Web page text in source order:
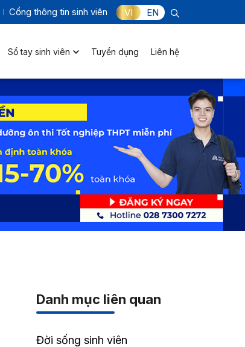
Cổng thông tin sinh viên VI EN
Sổ tay sinh viên Tuyển dụng Liên hệ
Danh mục liên quan
Đời sống sinh viên